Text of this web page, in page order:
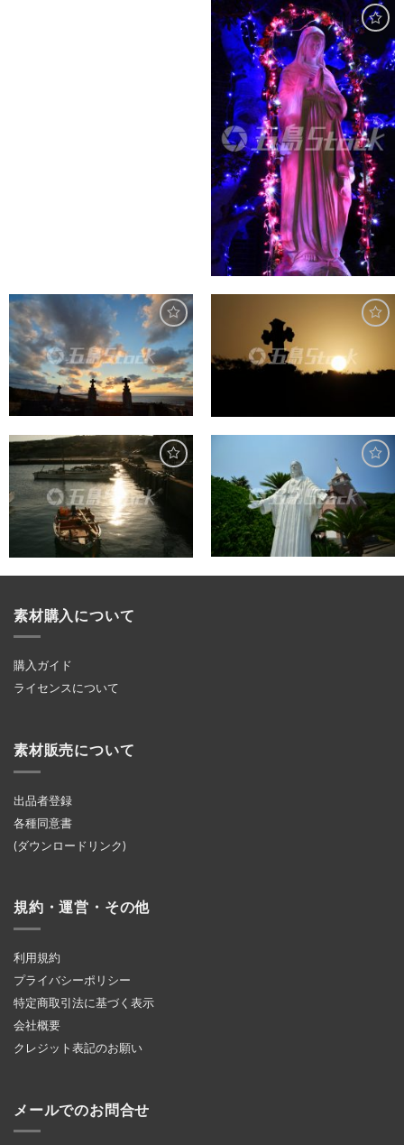
素材購入について
購入ガイド
ライセンスについて
素材販売について
出品者登録
各種同意書
(ダウンロードリンク)
規約・運営・その他
利用規約
プライバシーポリシー
特定商取引法に基づく表示
会社概要
クレジット表記のお願い
メールでのお問合せ